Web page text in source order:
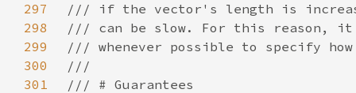
297
298
299
300
301